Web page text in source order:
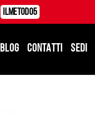
ILMetodo5
BLOG CONTATTI SEDI